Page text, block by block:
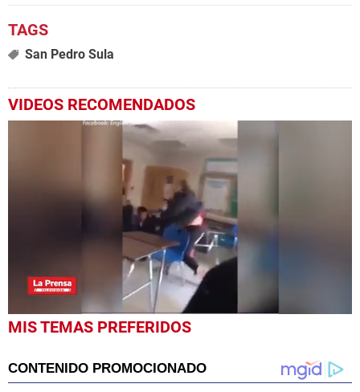
San Pedro Sula
VIDEOS RECOMENDADOS
0
seconds
seconds
MIS TEMAS PREFERIDOS